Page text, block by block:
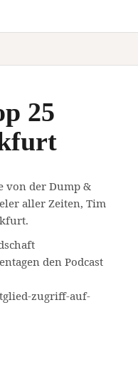
25
von der Dump &
aller Zeiten, Tim
den Podcast
zugriff-auf-